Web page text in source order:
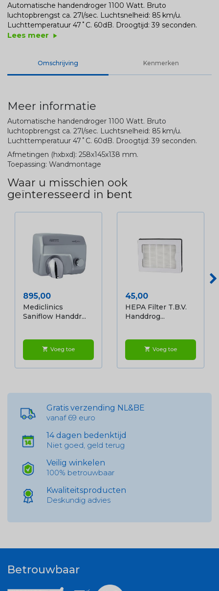
Automatische handendroger 1100 Watt. Bruto
luchtopbrengst ca. 27l/sec. Luchtsnelheid: 85 km/u.
Luchttemperatuur 47˚C. 60dB. Droogtijd: 39 seconden.
Lees meer play_arrow
Omschrijving Kenmerken
Meer informatie
Automatische handendroger 1100 Watt. Bruto
luchtopbrengst ca. 27l/sec. Luchtsnelheid: 85 km/u.
Luchttemperatuur 47˚C. 60dB. Droogtijd: 39 seconden.
Afmetingen (hxbxd): 258x145x138 mm.
Toepassing: Wandmontage
Waar u misschien ook
geïnteresseerd in bent
Prijs
895,00
Mediclinics
Saniflow Handdr...
shopping_cart Voeg toe
Prijs
45,00
HEPA Filter T.b.v.
Handdrog...
shopping_cart Voeg toe
Gratis verzending NL&BE
vanaf 69 euro
14 dagen bedenktijd
Niet goed, geld terug
Veilig winkelen
100% betrouwbaar
Kwaliteitsproducten
Deskundig advies
Betrouwbaar